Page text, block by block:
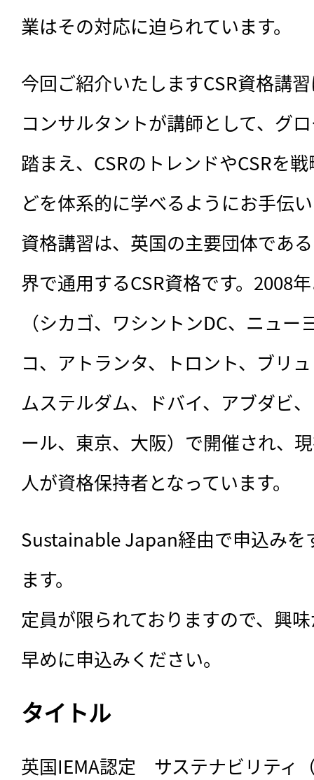
業はその対応に迫られています。
今回ご紹介いたしますCSR資格講
コンサルタントが講師として、グ
踏まえ、CSRのトレンドやCSRを
どを体系的に学べるようにお手伝
資格講習は、英国の主要団体であ
界で通用するCSR資格です。2008
（シカゴ、ワシントンDC、ニュ
コ、アトランタ、トロント、ブリ
ムステルダム、ドバイ、アブダビ
ール、東京、大阪）で開催され、
人が資格保持者となっています。
Sustainable Japan経由で申込みを
ます。
定員が限られておりますので、興
早めに申込みください。
タイトル
英国IEMA認定　サステナビリティ